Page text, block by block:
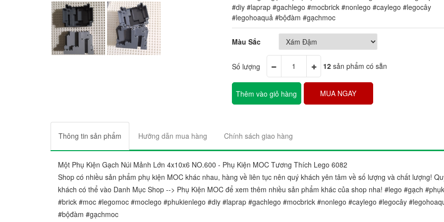
#diy #laprap #gachlego #mocbrick #nonlego #caylego #legocây
#legohoaquả #bộđàm #gạchmoc
Màu Sắc
Số lượng 12sản phẩm có sẵn
Thêm vào giỏ hàng MUA NGAY
Thông tin sản phẩm Hưỡng dẫn mua hàng Chính sách giao hàng
Một Phụ Kiện Gạch Núi Mảnh Lớn 4x10x6 NO.600 - Phụ Kiện MOC Tương Thích Lego 6082
Shop có nhiều sản phẩm phụ kiện MOC khác nhau, hàng về liên tục nên quý khách yên tâm về số lượng và chất lượng!
khách có thể vào Danh Mục Shop --> Phụ Kiện MOC để xem thêm nhiều sản phẩm khác của shop nha! #lego #gạch
#brick #moc #legomoc #moclego #phukienlego #diy #laprap #gachlego #mocbrick #nonlego #caylego #legocây
#bộđàm #gạchmoc
"Sản phẩm thì trên cả tuyệt
gói sản phẩm rất đẹp và